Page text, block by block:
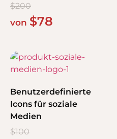
$200
von $78
Benutzerdefinierte
Icons für soziale
Medien
$100